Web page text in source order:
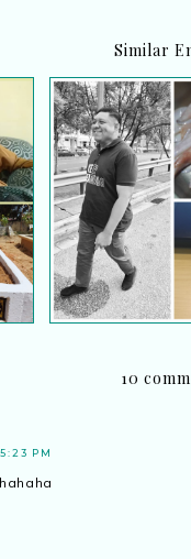
Similar
Hadiah
dalam
10
PM